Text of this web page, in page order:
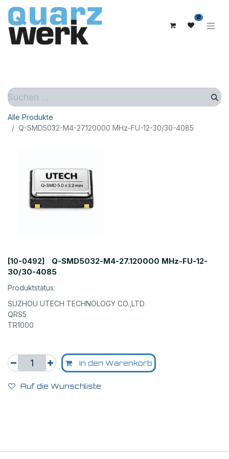
0
Alle Produkte
Q-SMD5032-M4-27.120000 MHz-FU-12-30/30-4085
[10-0492]
Q-SMD5032-M4-27.120000 MHz-FU-12-
30/30-4085
Produktstatus:
SUZHOU UTECH TECHNOLOGY CO.,LTD
QRS5
TR1000
In den Warenkorb
Auf die Wunschliste